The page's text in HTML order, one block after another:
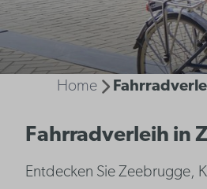
Home
Fahrradverleih in
Entdecken Sie Zeebrugge,